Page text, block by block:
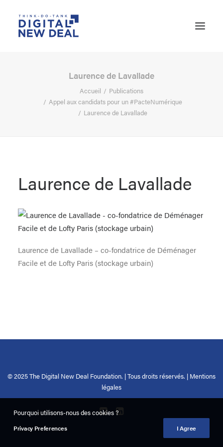
RECHERCHE
Laurence de Lavallade
Accueil
Publications
Appel aux candidats pour un #PacteNumérique
Laurence de Lavallade
Laurence de Lavallade
Laurence de Lavallade – co-fondatrice de Déménager
Facile et de Lofty Paris (stockage urbain)
© 2025 The Digital New Deal Foundation. | Tous droits réservés. | Mentions
légales
Pourquoi utilisons-nous des cookies ?
Privacy Preferences I Agree